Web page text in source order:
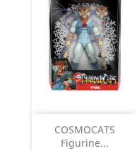
COSMOCATS
Figurine...